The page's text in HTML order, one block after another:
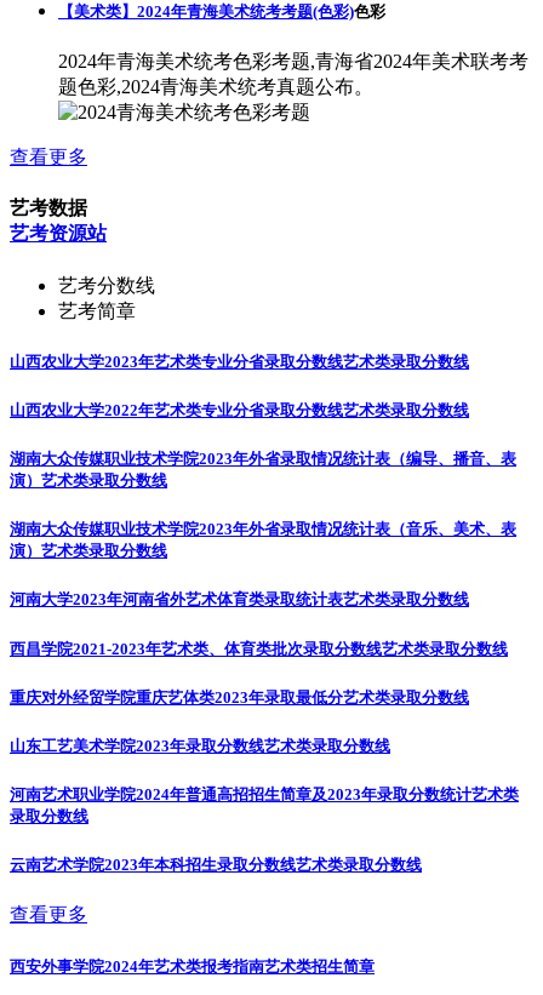
【美术类】2024年青海美术统考考题(色彩)色彩
2024年青海美术统考色彩考题,青海省2024年美术联考考
题色彩,2024青海美术统考真题公布。
查看更多
艺考数据
艺考资源站
艺考分数线
艺考简章
山西农业大学2023年艺术类专业分省录取分数线艺术类录取分数线
山西农业大学2022年艺术类专业分省录取分数线艺术类录取分数线
湖南大众传媒职业技术学院2023年外省录取情况统计表（编导、播音、表
演） 艺术类录取分数线
湖南大众传媒职业技术学院2023年外省录取情况统计表（音乐、美术、表
演） 艺术类录取分数线
河南大学2023年河南省外艺术体育类录取统计表艺术类录取分数线
西昌学院2021-2023年艺术类、体育类批次录取分数线艺术类录取分数线
重庆对外经贸学院重庆艺体类2023年录取最低分艺术类录取分数线
山东工艺美术学院2023年录取分数线艺术类录取分数线
河南艺术职业学院2024年普通高招招生简章及2023年录取分数统计艺术类
录取分数线
云南艺术学院2023年本科招生录取分数线艺术类录取分数线
查看更多
西安外事学院2024年艺术类报考指南艺术类招生简章